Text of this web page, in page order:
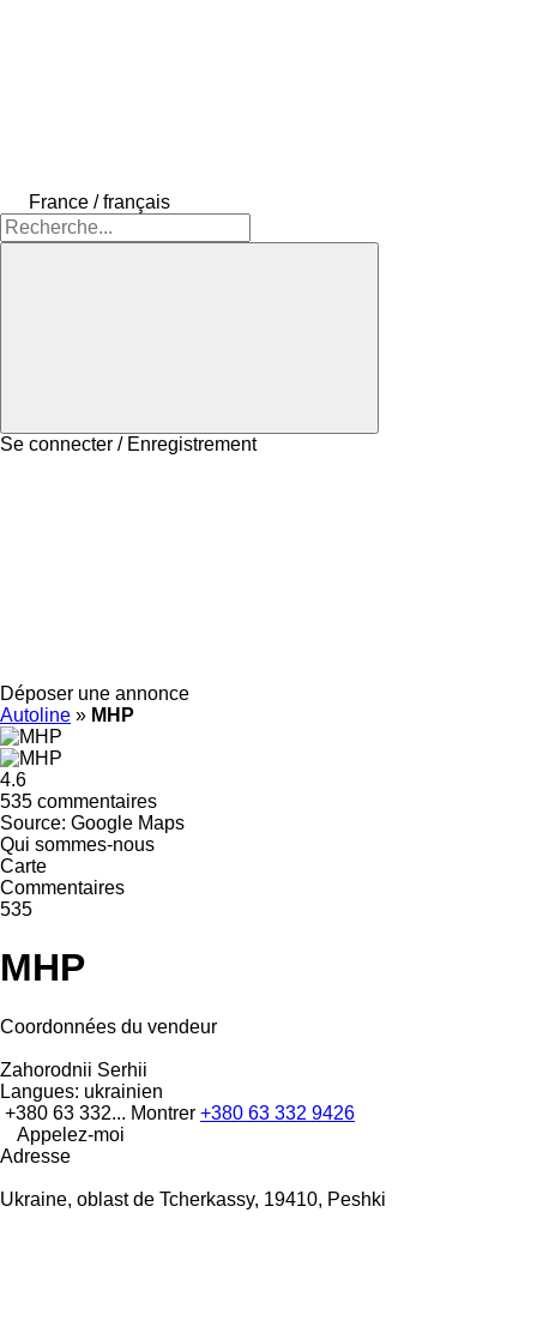
France / français
Se connecter / Enregistrement
Déposer une annonce
Autoline » MHP
4.6
535 commentaires
Source: Google Maps
Qui sommes-nous
Carte
Commentaires
535
MHP
Coordonnées du vendeur
Zahorodnii Serhii
Langues: ukrainien
+380 63 332... Montrer +380 63 332 9426
Appelez-moi
Adresse
Ukraine, oblast de Tcherkassy, 19410, Peshki